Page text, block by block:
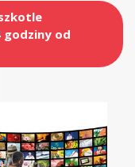
godziny od